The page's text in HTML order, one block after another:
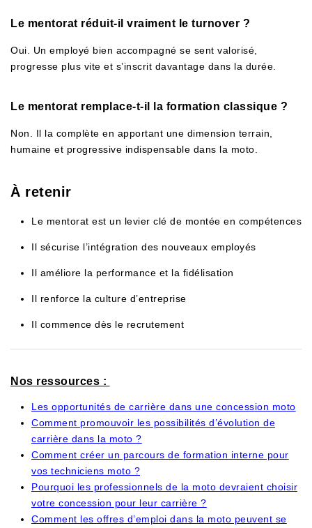
Le mentorat réduit-il vraiment le turnover ?
Oui. Un employé bien accompagné se sent valorisé,
progresse plus vite et s’inscrit davantage dans la durée.
Le mentorat remplace-t-il la formation classique ?
Non. Il la complète en apportant une dimension terrain,
humaine et progressive indispensable dans la moto.
À retenir
Le mentorat est un levier clé de montée en compétences
Il sécurise l’intégration des nouveaux employés
Il améliore la performance et la fidélisation
Il renforce la culture d’entreprise
Il commence dès le recrutement
Nos ressources :
Les opportunités de carrière dans une concession moto
Comment promouvoir les possibilités d’évolution de
carrière dans la moto ?
Comment créer un parcours de formation interne pour
vos techniciens moto ?
Pourquoi les professionnels de la moto devraient choisir
votre concession pour leur carrière ?
Comment les offres d’emploi dans la moto peuvent se